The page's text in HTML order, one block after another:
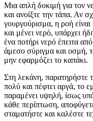
Μια απλή δοκιμή για τον
και ανοίξτε την τάπα. Αν
γουργούρισμα, η ροή
και μένει νερό, υπάρχει
ένα ποτήρι νερό έπειτα
άμεσο σύριγμα και οσμή,
μην εφαρμόζει το καπάκι.
Στη λεκάνη, παρατηρήστε
πολύ και πέφτει αργά, το
παραμένει υψηλή, ίσως
κάθε περίπτωση,
σταματήστε και καλέστε